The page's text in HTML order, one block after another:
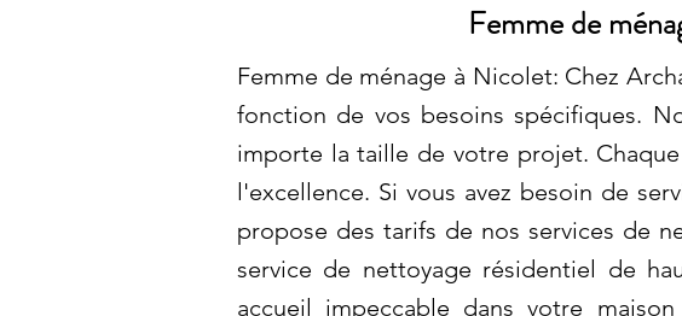
Femme de
Femme de ménage à Nicolet: Chez
fonction de vos besoins spécifiques.
importe la taille de votre projet.
l'excellence. Si vous avez besoin de
propose des tarifs de nos services de
service de nettoyage résidentiel de
accueil impeccable dans votre